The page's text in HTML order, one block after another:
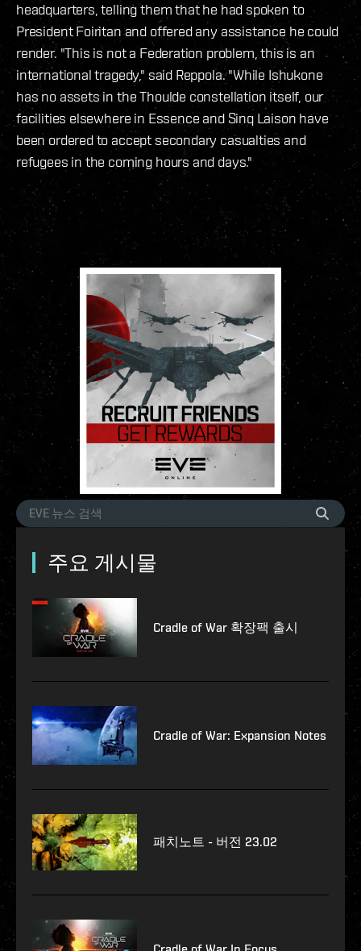
headquarters, telling them that he had spoken to
President Foiritan and offered any assistance he could
render. "This is not a Federation problem, this is an
international tragedy," said Reppola. "While Ishukone
has no assets in the Thoulde constellation itself, our
facilities elsewhere in Essence and Sinq Laison have
been ordered to accept secondary casualties and
refugees in the coming hours and days."
주요 게시물
Cradle of War 확장팩 출시
Cradle of War: Expansion Notes
패치노트 - 버전 23.02